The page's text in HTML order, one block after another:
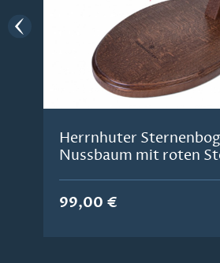
Herrnhuter
Nussbaum mit roten
99,00 €